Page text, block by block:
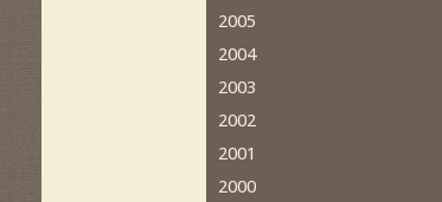
2005
2004
2003
2002
2001
2000